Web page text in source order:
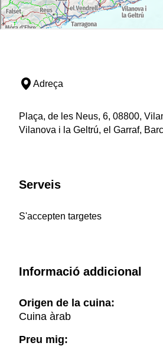
Adreça
Plaça, de les Neus, 6, 08800,
Vilanova i la Geltrú, el Garraf,
Serveis
S'accepten targetes
Informació addicional
Origen de la cuina:
Cuina àrab
Preu mig: